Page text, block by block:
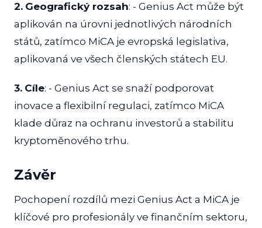
2. Geografický rozsah: - Genius Act může být
aplikován na úrovni jednotlivých národních
států, zatímco MiCA je evropská legislativa,
aplikovaná ve všech členských státech EU.
3. Cíle: - Genius Act se snaží podporovat
inovace a flexibilní regulaci, zatímco MiCA
klade důraz na ochranu investorů a stabilitu
kryptoměnového trhu.
Závěr
Pochopení rozdílů mezi Genius Act a MiCA je
klíčové pro profesionály ve finančním sektoru,